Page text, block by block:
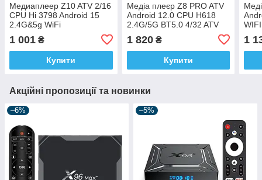
Медиаплеер Z10 ATV 2/16
CPU Hi 3798 Android 15
2.4G&5g WiFi
1 001 ₴
Купити
Медіа плеєр Z8 PRO ATV
Android 12.0 CPU H618
2.4G/5G BT5.0 4/32 ATV
Заводська прошивка
1 820₴
Купити
1
Акційні пропозиції та новинки
–6% –5%